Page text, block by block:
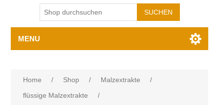
MENU
Home / Shop / Malzextrakte
/
flüssige Malzextrakte
/